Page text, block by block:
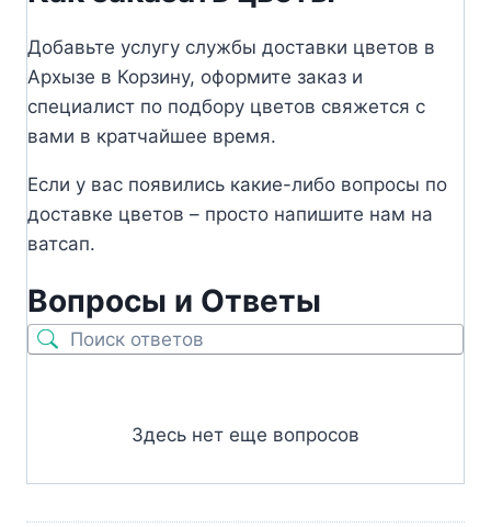
Добавьте услугу службы доставки цветов в
Архызе в Корзину, оформите заказ и
специалист по подбору цветов свяжется с
вами в кратчайшее время.
Если у вас появились какие-либо вопросы по
доставке цветов – просто напишите нам на
ватсап.
Вопросы и Ответы
Здесь нет еще вопросов